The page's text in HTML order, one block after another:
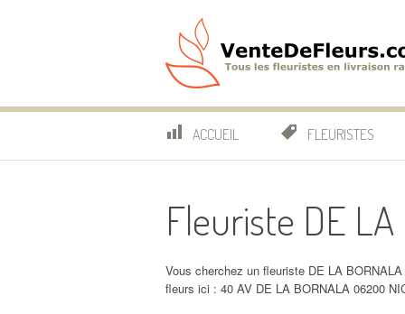
ACCUEIL FLEURISTES
Fleuriste DE LA
Vous cherchez un fleuriste DE LA
fleurs ici : 40 AV DE LA BORNALA 06200